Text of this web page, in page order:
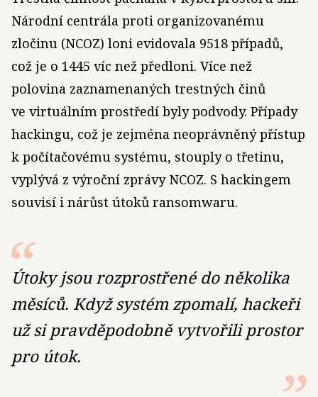
Národní centrála proti organizovanému
zločinu (NCOZ) loni evidovala 9518 případů,
což je o 1445 víc než předloni. Více než
polovina zaznamenaných trestných činů
ve virtuálním prostředí byly podvody. Případy
hackingu, což je zejména neoprávněný přístup
k počítačovému systému, stouply o třetinu,
vyplývá z výroční zprávy NCOZ. S hackingem
souvisí i nárůst útoků ransomwaru.
Útoky jsou rozprostřené do několika
měsíců. Když systém zpomalí, hackeři
už si pravděpodobně vytvořili prostor
pro útok.